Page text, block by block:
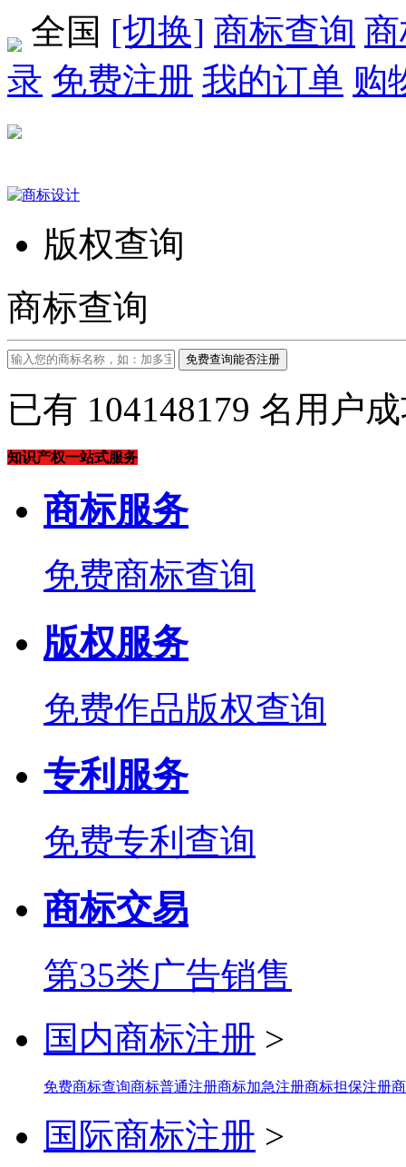
全国 [切换] 商标查询
录 免费注册 我的订单 购
版权查询
商标查询
免费查询能否注册
已有 104148179 名用户
知识产权一站式服务
商标服务
免费商标查询
版权服务
免费作品版权查询
专利服务
免费专利查询
商标交易
第35类广告销售
国内商标注册 >
免费商标查询商标普通注册商标加急注册商标担保注册
国际商标注册 >